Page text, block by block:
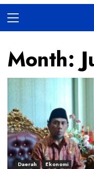
Menu
Month:
Daerah
Ekonomi